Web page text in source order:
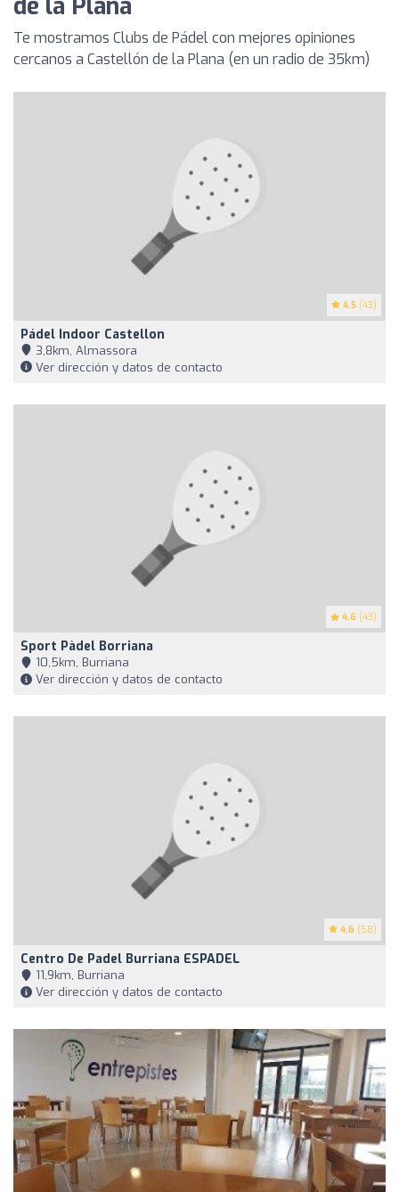
de la Plana
Te mostramos Clubs de Pádel con mejores opiniones
cercanos a Castellón de la Plana (en un radio de 35km)
4.5 (43)
Pádel Indoor Castellon
3,8km, Almassora
Ver dirección y datos de contacto
4.6 (43)
Sport Pàdel Borriana
10,5km, Burriana
Ver dirección y datos de contacto
4.6 (58)
Centro De Padel Burriana ESPADEL
11,9km, Burriana
Ver dirección y datos de contacto